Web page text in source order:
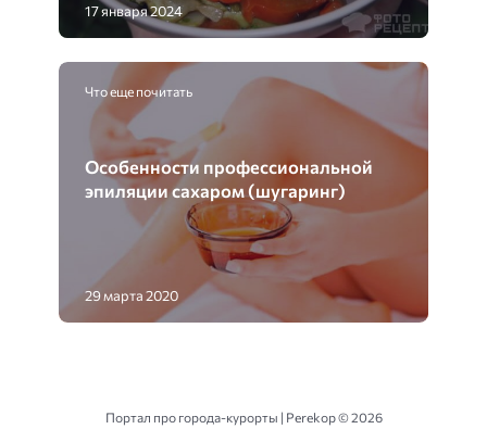
17 января 2024
Что еще почитать
Особенности профессиональной
эпиляции сахаром (шугаринг)
29 марта 2020
Портал про города-курорты | Perekop ©2026